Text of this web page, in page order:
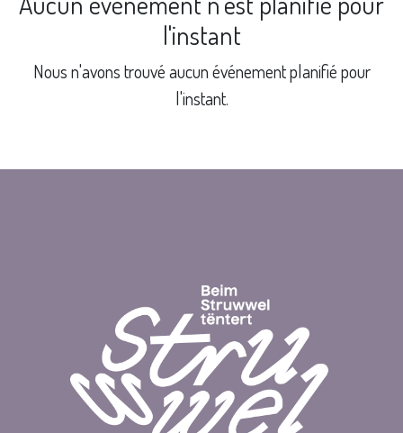
l'instant
Nous n'avons trouvé aucun événement planifié pour
l'instant.